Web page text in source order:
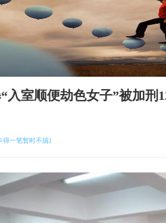
入室顺便劫色女子”被加刑
得一笔暂时不搞]